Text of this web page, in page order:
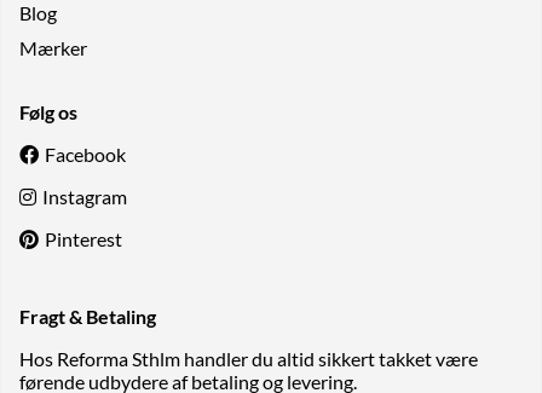
Blog
Mærker
Følg os
Facebook
Instagram
Pinterest
Fragt & Betaling
Hos Reforma Sthlm handler du altid sikkert takket være
førende udbydere af betaling og levering.